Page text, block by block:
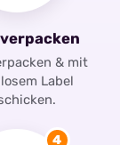
& mit
Label
4